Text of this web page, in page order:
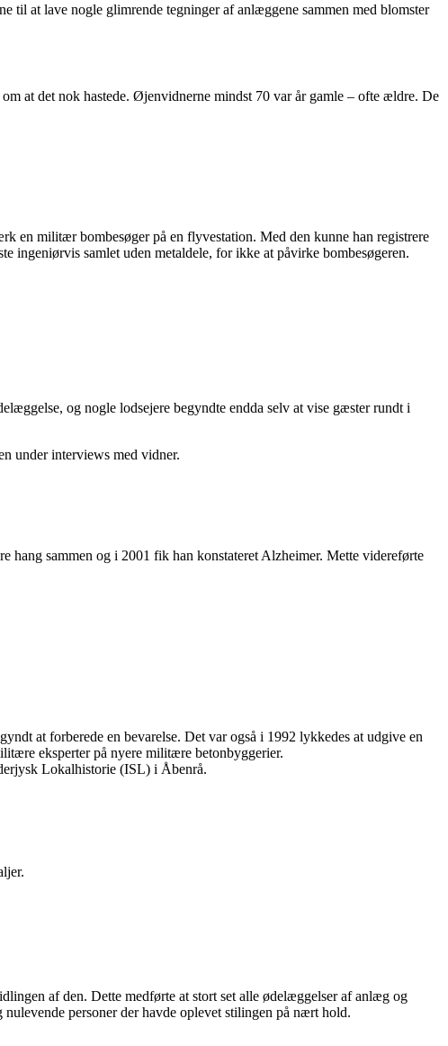
til at lave nogle glimrende tegninger af anlæggene sammen med blomster
at det nok hastede. Øjenvidnerne mindst 70 var år gamle – ofte ældre. De
en militær bombesøger på en flyvestation. Med den kunne han registrere
ingeniørvis samlet uden metaldele, for ikke at påvirke bombesøgeren.
og nogle lodsejere begyndte endda selv at vise gæster rundt i
under interviews med vidner.
hang sammen og i 2001 fik han konstateret Alzheimer. Mette videreførte
at forberede en bevarelse. Det var også i 1992 lykkedes at udgive en
eksperter på nyere militære betonbyggerier.
Lokalhistorie (ISL) i Åbenrå.
af den. Dette medførte at stort set alle ødelæggelser af anlæg og
personer der havde oplevet stilingen på nært hold.